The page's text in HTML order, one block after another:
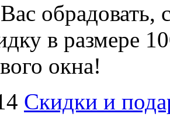
обрадовать,
в размере
окна!
Скидки и